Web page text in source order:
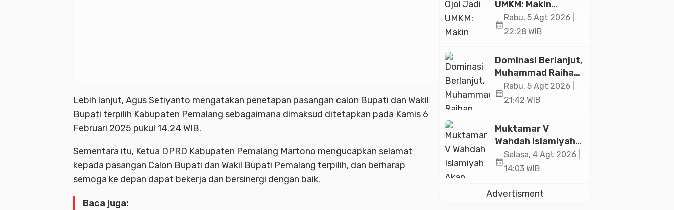
Lebih lanjut, Agus Setiyanto mengatakan penetapan pasangan calon Bupati dan Wakil
Bupati terpilih Kabupaten Pemalang sebagaimana dimaksud ditetapkan pada Kamis 6
Februari 2025 pukul 14.24 WIB.
Sementara itu, Ketua DPRD Kabupaten Pemalang Martono mengucapkan selamat
kepada pasangan Calon Bupati dan Wakil Bupati Pemalang terpilih, dan berharap
semoga ke depan dapat bekerja dan bersinergi dengan baik.
Baca juga:
UMKM: Makin
Sejahtera atau
Merana? Ini
Paramadina
calendar_month
Rabu, 5 Agt 2026 |
22:28 WIB
Dominasi Berlanjut,
Muhammad Raihan
Fadila Sabet Emas
Kyorugi di Asian
Indonesia Open
2026
calendar_month
Rabu, 5 Agt 2026 |
21:42 WIB
Muktamar V
Wahdah Islamiyah
Akan Kukuhkan
10.000 Guru Al-
Istiqlal
calendar_month
Selasa, 4 Agt 2026 |
14:03 WIB
Advertisment